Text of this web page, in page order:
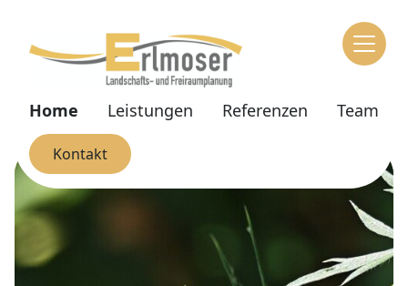
Home (aktiv)Leistungen Referenzen Team
Kontakt